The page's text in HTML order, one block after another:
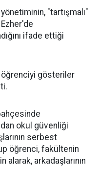
"tartışmalı"
ifade ettiği
öğrenciyi gösteriler
okul güvenliği
serbest
öğrenci, fakültenin
alarak, arkadaşlarının